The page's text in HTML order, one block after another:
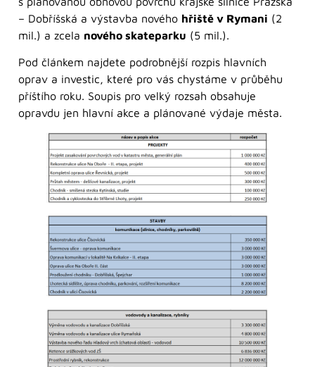
– Dobříšská a výstavba nového hřiště v Rymani (2
mil.) a zcela nového skateparku (5 mil.).
Pod článkem najdete podrobnější rozpis hlavních
oprav a investic, které pro vás chystáme v průběhu
příštího roku. Soupis pro velký rozsah obsahuje
opravdu jen hlavní akce a plánované výdaje města.